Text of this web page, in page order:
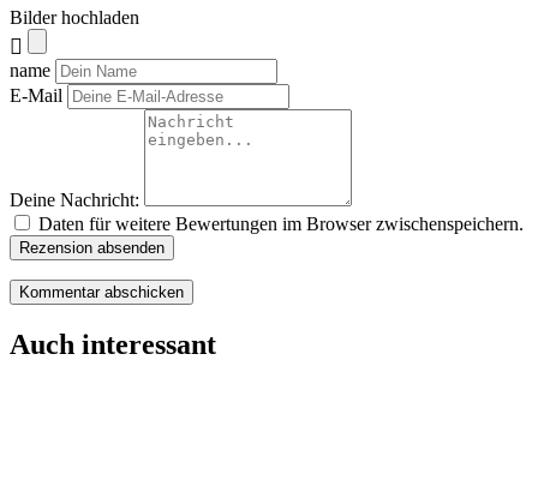
Bilder hochladen
name
E-Mail
Deine Nachricht:
Daten für weitere Bewertungen im Browser zwischenspeichern.
Rezension absenden
Auch interessant